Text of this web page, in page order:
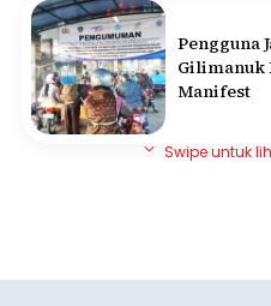
Pengguna
Gilimanuk
Manifest
Swipe untuk